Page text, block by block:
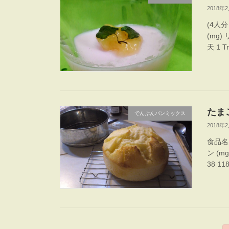
2018年2
(4人
(mg)
天 1
でんぷんパンミックス たま
2018年2
食品
ン
38